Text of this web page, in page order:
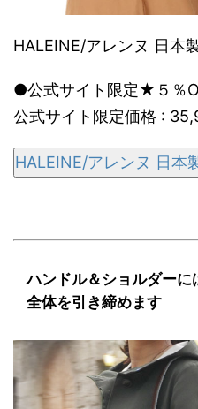
HALEINE/アレンヌ 日本
●公式サイト限定★５％
公式サイト限定価格 :
HALEINE/アレンヌ 日本
ハンドル＆ショルダー
全体を引き締めます